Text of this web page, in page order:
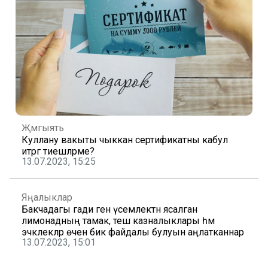
Җәмгыять
Куллану вакыты чыккан сертификатны кабул
итәргә тиешләрме?
13.07.2023, 15:25
Яңалыклар
Бакчадагы гади генә үсемлектән ясалган
лимонадның тамак, теш казналыклары һәм
эчәклекләр өчен бик файдалы булуын аңлатканнар
13.07.2023, 15:01